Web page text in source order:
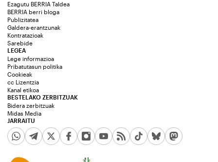
Ezagutu BERRIA Taldea
BERRIA berri bloga
Publizitatea
Galdera-erantzunak
Kontratazioak
Sarebide
JARRAITU
LEGEA
Lege informazioa
Pribatutasun politika
Cookieak
cc Lizentzia
Kanal etikoa
BESTELAKO ZERBITZUAK
Bidera zerbitzuak
Midas Media